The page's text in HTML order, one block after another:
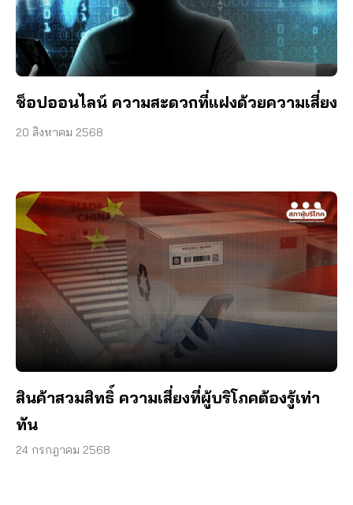
ช็อปออนไลน์ ความสะดวกที่แฝงด้วยความเสี่ยง
20 สิงหาคม 2568
สินค้าสวมสิทธิ์ ความเสี่ยงที่ผู้บริโภคต้องรู้เท่า
ทัน
24 กรกฎาคม 2568